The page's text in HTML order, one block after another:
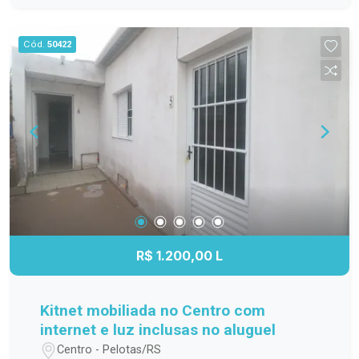
aproveitamento do espaço; Banheiro completo;
Apartamento localizado no 3º andar,
proporcionando mais privacidade, boa ventilação
e excelente iluminação natural. Localização
Localizado na Avenida Duque de Caxias, o
Residencial Estrela Gaúcha oferece fácil acesso
aos principais pontos da cidade. O imóvel está
próximo a supermercados, escolas, farmácias,
transporte público e diversos comércios e
serviços, trazendo mais praticidade para o dia a
de conhecer este apartamento. Entre em contato
e agende sua visita para descobrir tudo o que
Cód. 50422
R$ 1.200,00 L
Kitnet mobiliada no Centro com
internet e luz inclusas no aluguel
Centro - Pelotas/RS